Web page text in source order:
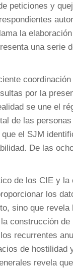
peticiones y
la
una serie
por la
se une el
de las
el SJM
De las
de los CIE y la
los
sino que
construcción
recurrentes
de hostilidad
revela